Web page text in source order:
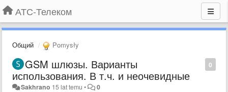
АТС-Телеком
Общий Pomysły
0
GSM шлюзы. Варианты
использования. В т.ч. и неочевидные
Sakhrano 15 lat temu • 0